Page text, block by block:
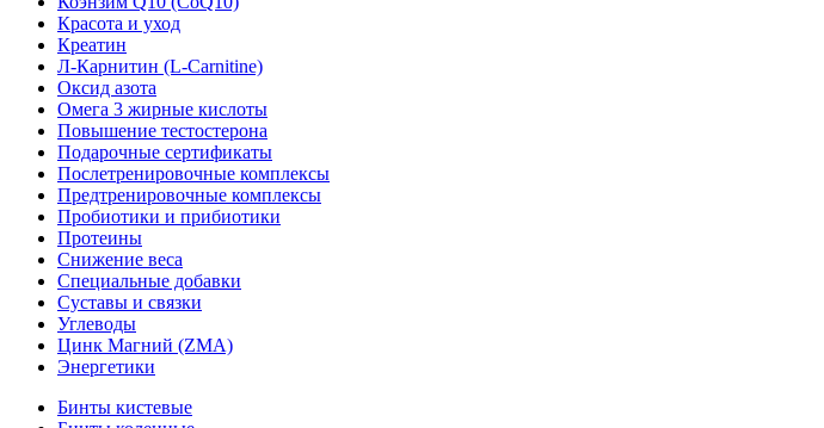
Красота и уход
Креатин
Л-Карнитин (L-Сarnitine)
Оксид азота
Омега 3 жирные кислоты
Повышение тестостерона
Подарочные сертификаты
Послетренировочные комплексы
Предтренировочные комплексы
Пробиотики и прибиотики
Протеины
Снижение веса
Специальные добавки
Суставы и связки
Углеводы
Цинк Магний (ZMA)
Энергетики
Бинты кистевые